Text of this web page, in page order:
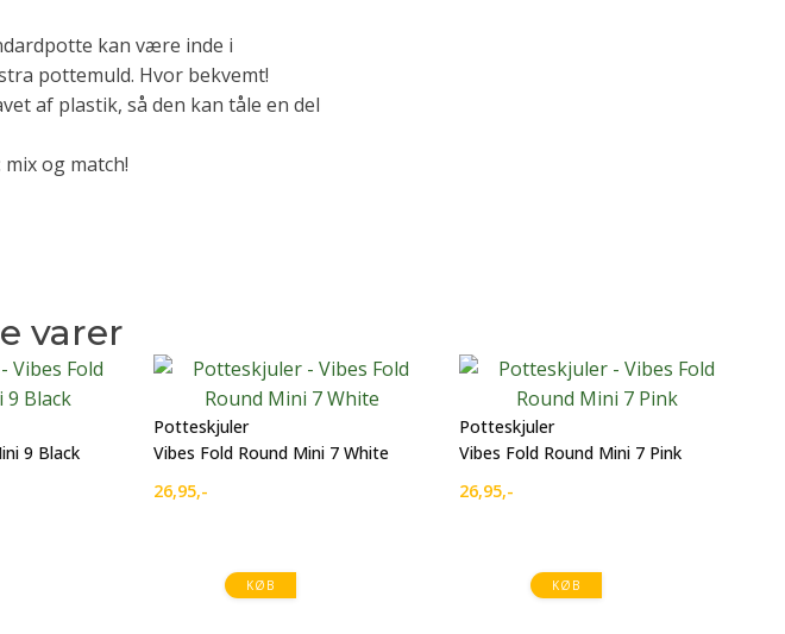
kan være inde i
pottemuld. Hvor bekvemt!
af plastik, så den kan tåle en del
og match!
varer
9 Black
KØB
Potteskjuler
Vibes Fold Round Mini 7 White
26,95,-
KØB
Potteskjuler
Vibes Fold Round Mini 7 Pink
26,95,-